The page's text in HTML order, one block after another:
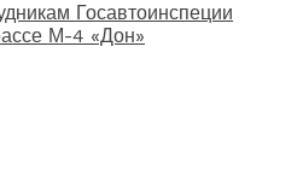
Госавтоинспеции
М-4 «Дон»